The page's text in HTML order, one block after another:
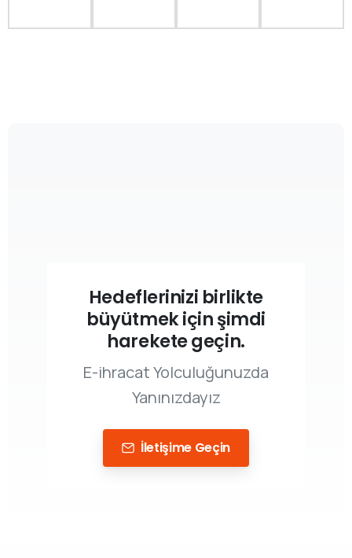
Hedeflerinizi birlikte
büyütmek için şimdi
harekete geçin.
E-ihracat Yolculuğunuzda
Yanınızdayız
İletişime Geçin